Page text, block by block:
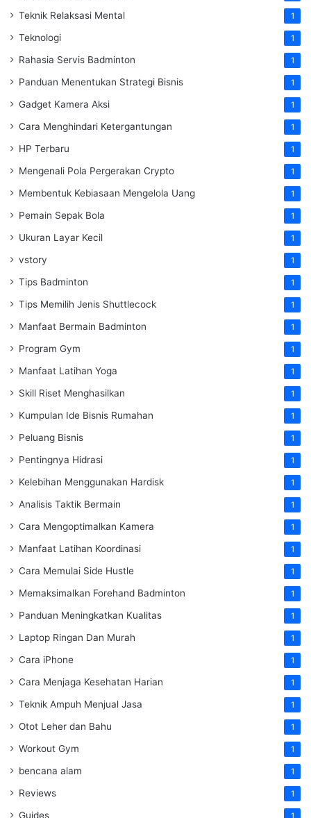
Teknik Relaksasi Mental 1
Teknologi 1
Rahasia Servis Badminton 1
Panduan Menentukan Strategi Bisnis 1
Gadget Kamera Aksi 1
Cara Menghindari Ketergantungan 1
HP Terbaru 1
Mengenali Pola Pergerakan Crypto 1
Membentuk Kebiasaan Mengelola Uang 1
Pemain Sepak Bola 1
Ukuran Layar Kecil 1
vstory 1
Tips Badminton 1
Tips Memilih Jenis Shuttlecock 1
Manfaat Bermain Badminton 1
Program Gym 1
Manfaat Latihan Yoga 1
Skill Riset Menghasilkan 1
Kumpulan Ide Bisnis Rumahan 1
Peluang Bisnis 1
Pentingnya Hidrasi 1
Kelebihan Menggunakan Hardisk 1
Analisis Taktik Bermain 1
Cara Mengoptimalkan Kamera 1
Manfaat Latihan Koordinasi 1
Cara Memulai Side Hustle 1
Memaksimalkan Forehand Badminton 1
Panduan Meningkatkan Kualitas 1
Laptop Ringan Dan Murah 1
Cara iPhone 1
Cara Menjaga Kesehatan Harian 1
Teknik Ampuh Menjual Jasa 1
Otot Leher dan Bahu 1
Workout Gym 1
bencana alam 1
Reviews 1
Guides